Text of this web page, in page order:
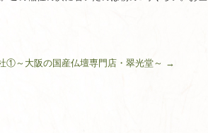
①～大阪の国産仏壇専門店・翠光堂～ →